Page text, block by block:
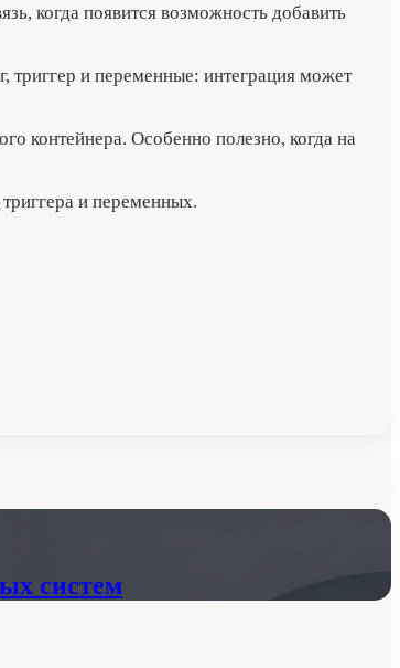
когда появится возможность добавить
триггер и переменные: интеграция может
контейнера. Особенно полезно, когда на
и переменных.
систем